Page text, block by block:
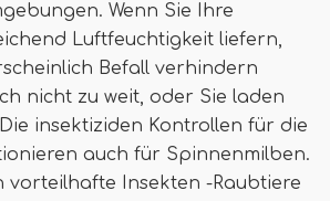
Wenn Sie Ihre
Luftfeuchtigkeit liefern,
Befall verhindern
nicht zu weit, oder Sie laden
insektiziden Kontrollen für die
auch für Spinnenmilben.
vorteilhafte Insekten -Raubtiere